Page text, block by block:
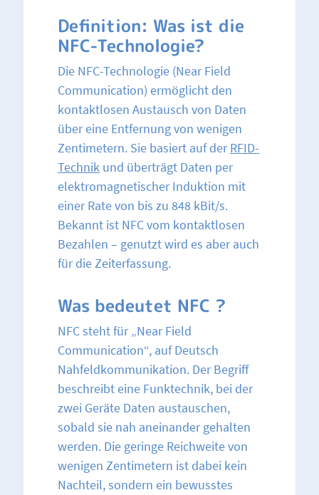
Definition: Was ist die
NFC-Technologie?
Die NFC-Technologie (Near Field
Communication) ermöglicht den
kontaktlosen Austausch von Daten
über eine Entfernung von wenigen
Zentimetern. Sie basiert auf derRFID-
Technik und überträgt Daten per
elektromagnetischer Induktion mit
einer Rate von bis zu 848 kBit/s.
Bekannt ist NFC vom kontaktlosen
Bezahlen – genutzt wird es aber auch
für die Zeiterfassung.
Was bedeutet NFC ?
NFC steht für „Near Field
Communication“, auf Deutsch
Nahfeldkommunikation. Der Begriff
beschreibt eine Funktechnik, bei der
zwei Geräte Daten austauschen,
sobald sie nah aneinander gehalten
werden. Die geringe Reichweite von
wenigen Zentimetern ist dabei kein
Nachteil, sondern ein bewusstes